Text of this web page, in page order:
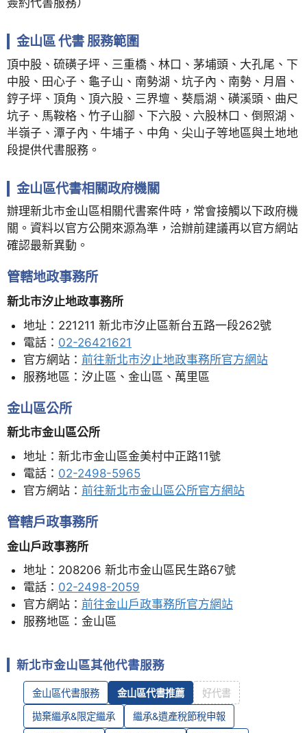
簽約代書服務）
金山區 代書 服務範圍
頂中股、硫磺子坪、三重橋、林口、茅埔頭、大孔尾、下
中股、田心子、龜子山、南勢湖、坑子內、南勢、月眉、
𨧤子坪、頂角、頂六股、三界壇、葵扇湖、磺溪頭、曲尺
坑子、馬鞍格、竹子山腳、下六股、六股林口、倒照湖、
半嶺子、潭子內、牛埔子、中角、尖山子等地區與土地地
段提供代書服務。
金山區代書相關政府機關
辦理新北市金山區相關代書案件時，常會接觸以下政府機
關。資料以官方公開來源為準，洽辦前建議再以官方網站
確認最新異動。
管轄地政事務所
新北市汐止地政事務所
地址：221211 新北市汐止區新台五路一段262號
電話： 02-26421621
官方網站： 前往新北市汐止地政事務所官方網站
服務地區：汐止區、金山區、萬里區
金山區公所
新北市金山區公所
地址：新北市金山區金美村中正路11號
電話： 02-2498-5965
官方網站： 前往新北市金山區公所官方網站
管轄戶政事務所
金山戶政事務所
地址：208206 新北市金山區民生路67號
電話： 02-2498-2059
官方網站： 前往金山戶政事務所官方網站
服務地區：金山區
新北市金山區其他代書服務
金山區代書服務 金山區代書推薦 好代書
拋棄繼承&限定繼承 繼承&遺產稅節稅申報